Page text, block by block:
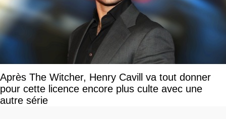
Après The Witcher, Henry Cavill va tout donner
pour cette licence encore plus culte avec une
autre série